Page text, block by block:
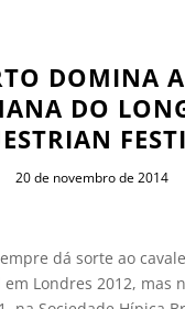
DOMINA
DO
20 de novembro de 2014
dá sorte ao
Londres 2012, mas